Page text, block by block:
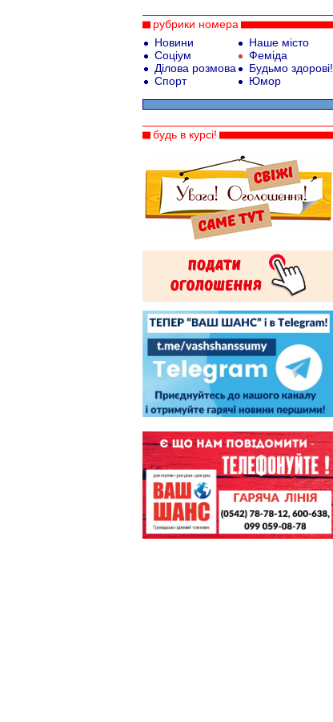
рубрики номера
Новини
Соціум
Ділова розмова
Спорт
Наше місто
Феміда
Будьмо здорові!
Юмор
будь в курсі!